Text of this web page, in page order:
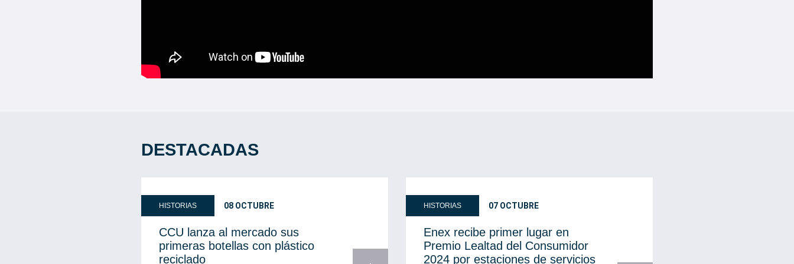
DESTACADAS
HISTORIAS 08 OCTUBRE
CCU lanza al mercado sus
primeras botellas con plástico
reciclado
HISTORIAS 07 OCTUBRE
Enex recibe primer lugar en
Premio Lealtad del Consumidor
2024 por estaciones de servicios